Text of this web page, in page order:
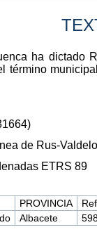
ha dictado
término
de Rus-
ETRS 89
PROVINCIA
Albacete